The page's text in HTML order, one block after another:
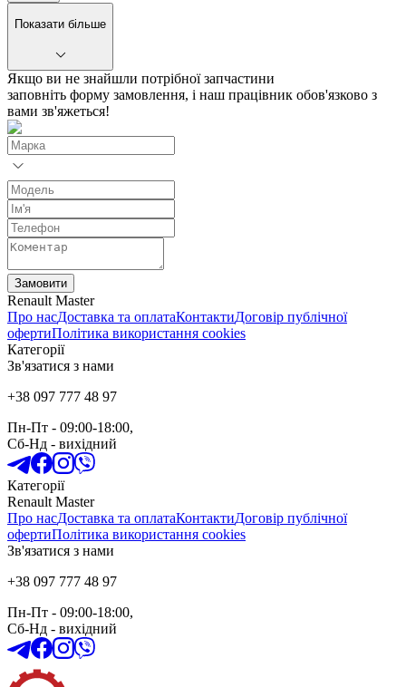
Показати більше
Якщо ви не знайшли потрібної запчастини
заповніть форму замовлення, і наш працівник обов'язково з
вами зв'яжеться!
Замовити
Renault Master
Про насДоставка та оплатаКонтактиДоговір публічної
офертиПолітика використання cookies
Категорії
Зв'язатися з нами
+38 097 777 48 97
Пн-Пт - 09:00-18:00,
Сб-Нд - вихідний
Категорії
Renault Master
Про насДоставка та оплатаКонтактиДоговір публічної
офертиПолітика використання cookies
Зв'язатися з нами
+38 097 777 48 97
Пн-Пт - 09:00-18:00,
Сб-Нд - вихідний